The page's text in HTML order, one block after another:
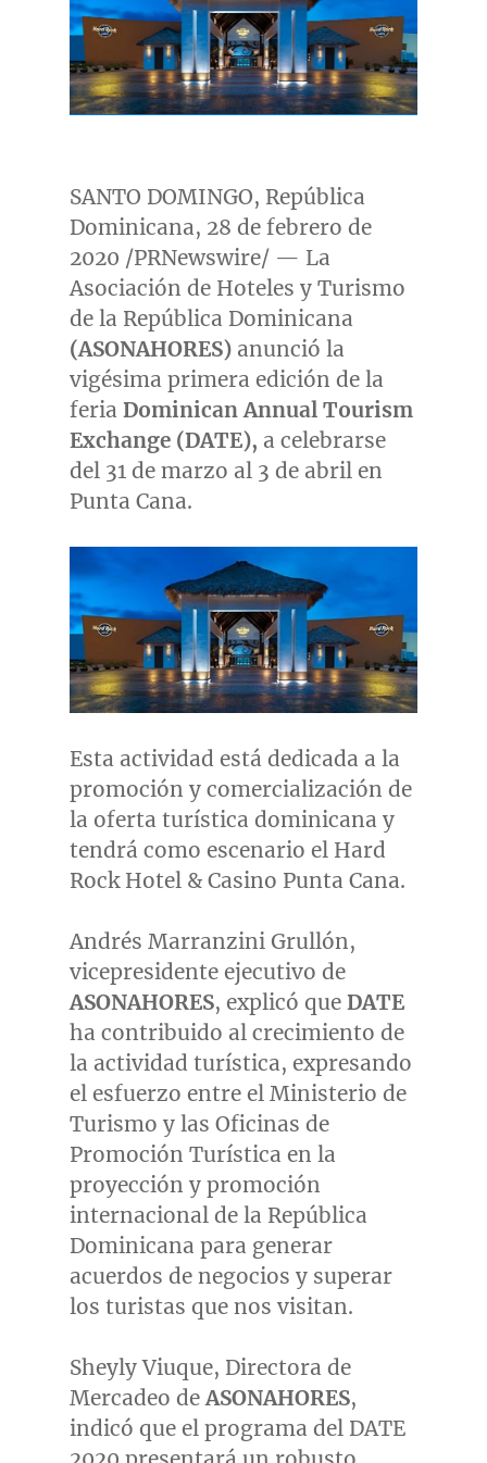
SANTO DOMINGO, República
Dominicana, 28 de febrero de
2020 /PRNewswire/ — La
Asociación de Hoteles y Turismo
de la República Dominicana
(ASONAHORES) anunció la
vigésima primera edición de la
feria Dominican Annual Tourism
Exchange (DATE), a celebrarse
del 31 de marzo al 3 de abril en
Punta Cana.
Esta actividad está dedicada a la
promoción y comercialización de
la oferta turística dominicana y
tendrá como escenario el Hard
Rock Hotel & Casino Punta Cana.
Andrés Marranzini Grullón,
vicepresidente ejecutivo de
ASONAHORES, explicó que DATE
ha contribuido al crecimiento de
la actividad turística, expresando
el esfuerzo entre el Ministerio de
Turismo y las Oficinas de
Promoción Turística en la
proyección y promoción
internacional de la República
Dominicana para generar
acuerdos de negocios y superar
los turistas que nos visitan.
Sheyly Viuque, Directora de
Mercadeo de ASONAHORES,
indicó que el programa del DATE